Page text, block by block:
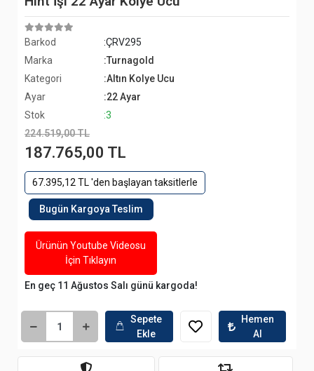
Barkod
:ÇRV295
Marka
:Turnagold
Kategori
:Altın Kolye Ucu
Ayar
:22 Ayar
Stok
:3
224.519,00 TL
187.765,00 TL
67.395,12 TL 'den başlayan taksitlerle
Bugün Kargoya Teslim
Ürünün Youtube Videosu
İçin Tıklayın
En geç 11 Ağustos Salı günü kargoda!
Sepete
Ekle
Hemen
Al